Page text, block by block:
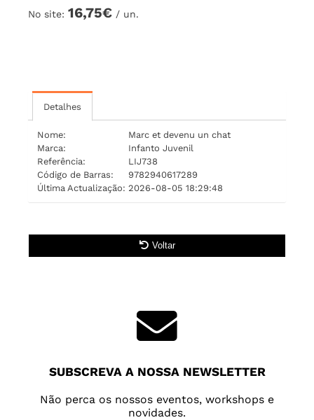
No site: 16,75€ / un.
Detalhes
Nome:
Marc et devenu un chat
Marca:
Infanto Juvenil
Referência:
LIJ738
Código de Barras:
9782940617289
Última Actualização: 2026-08-05 18:29:48
Voltar
SUBSCREVA A NOSSA NEWSLETTER
Não perca os nossos eventos, workshops e
novidades.